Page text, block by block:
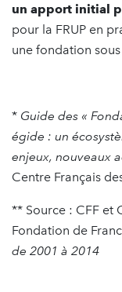
un apport initial
pour la FRUP en
une fondation
* Guide des «
égide : un
enjeux, nouveaux
Centre Français
** Source : CFF et
Fondation de
de 2001 à 2014